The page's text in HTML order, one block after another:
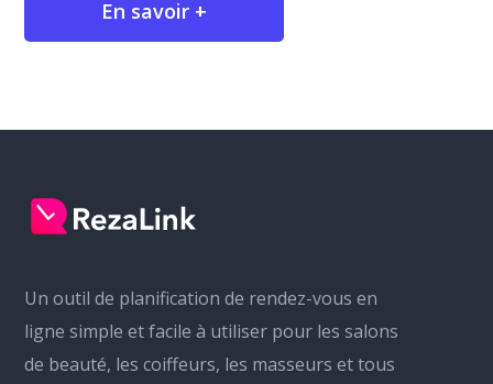
En savoir +
Un outil de planification de rendez-vous en
ligne simple et facile à utiliser pour les salons
de beauté, les coiffeurs, les masseurs et tous